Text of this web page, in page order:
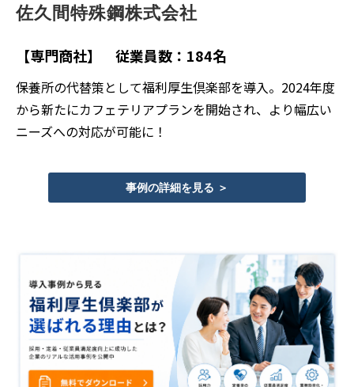
佐久間特殊鋼株式会社
【専門商社】 従業員数：184名
保養所の代替策として福利厚生倶楽部を導入。2024年度
から新たにカフェテリアプランを開始され、より幅広い
ニーズへの対応が可能に！
事例の詳細を見る ＞